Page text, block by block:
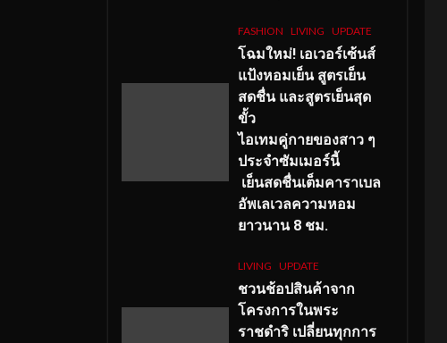
FASHION LIVING UPDATE
โฉมใหม่! เอเวอร์เซ้นส์
แป้งหอมเย็น สูตรเย็น
สดชื่น และสูตรเย็นสุด
ขั้ว
ไอเทมคู่กายของสาว ๆ
ประจำซัมเมอร์นี้
เย็นสดชื่นเต็มคาราเบล
อัพเลเวลความหอม
ยาวนาน 8 ชม.
LIVING UPDATE
ชวนช้อปสินค้าจาก
โครงการในพระ
ราชดำริ เปลี่ยนทุกการ